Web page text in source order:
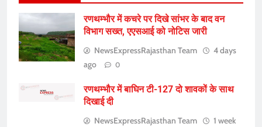
रणथम्भौर में कचरे पर दिखे सांभर के बाद वन
विभाग सख्त, एएसआई को नोटिस जारी
NewsExpressRajasthan Team
4 days
ago
0
रणथम्भौर में बाघिन टी-127 दो शावकों के साथ
दिखाई दी
NewsExpressRajasthan Team
1 week